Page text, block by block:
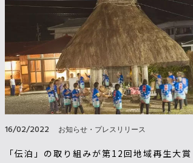
16/02/2022 お知らせ・プレスリリース
「伝泊」の取り組みが第12回地域再生大賞